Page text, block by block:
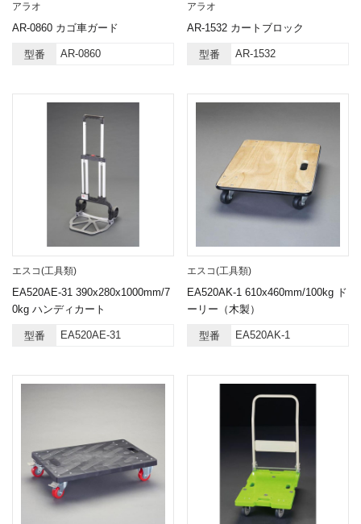
アラオ
AR-0860 カゴ車ガード
型番 AR-0860
アラオ
AR-1532 カートブロック
型番 AR-1532
エスコ(工具類)
EA520AE-31 390x280x1000mm/7
0kg ハンディカート
型番 EA520AE-31
エスコ(工具類)
EA520AK-1 610x460mm/100kg ド
ーリー（木製）
型番 EA520AK-1